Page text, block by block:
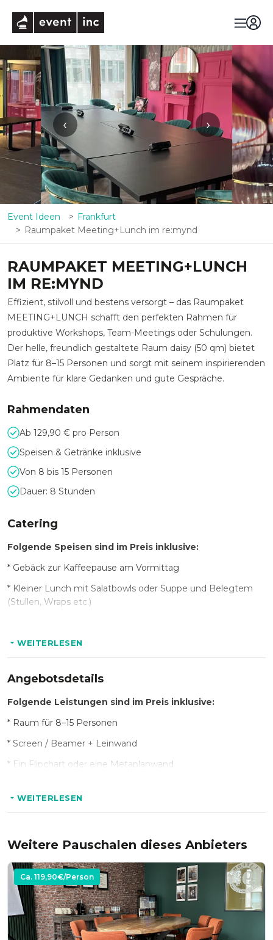
‹ ›
Event Ideen
Frankfurt
Raumpaket Meeting+Lunch im re:mynd
RAUMPAKET MEETING+LUNCH
IM RE:MYND
Effizient, stilvoll und bestens versorgt – das Raumpaket
MEETING+LUNCH schafft den perfekten Rahmen für
produktive Workshops, Team-Meetings oder Schulungen.
Der helle, freundlich gestaltete Raum daisy (50 qm) bietet
Platz für 8–15 Personen und sorgt mit seinem inspirierenden
Ambiente für klare Gedanken und gute Gespräche.
Rahmendaten
Ab 129,90 € pro Person
Speisen & Getränke inklusive
Von 8 bis 15 Personen
Dauer: 8 Stunden
Catering
Folgende Speisen sind im Preis inklusive:
* Gebäck zur Kaffeepause am Vormittag
* Kleiner Lunch mit Salatbowls oder Suppe und Belegtem
(Stullen, Wraps etc.)
* Wasser – still / mit Kohlensäure
* Filterkaffee und Tee
Optional:
* Brainfood
WEITERLESEN
Angebotsdetails
Folgende Leistungen sind im Preis inklusive:
* Raum für 8–15 Personen
* Screen / Beamer + Leinwand
* Ein Flipchart oder eine Metaplanwand
WEITERLESEN
Weitere Pauschalen dieses Anbieters
Ca. 119,90€/Person